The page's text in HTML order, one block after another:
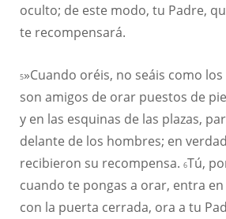
oculto; de este modo, tu Padre,
te recompensará.
5»Cuando oréis, no seáis como
son amigos de orar puestos de
y en las esquinas de las plazas,
delante de los hombres; en
recibieron su recompensa. 6Tú,
cuando te pongas a orar, entra
con la puerta cerrada, ora a tu